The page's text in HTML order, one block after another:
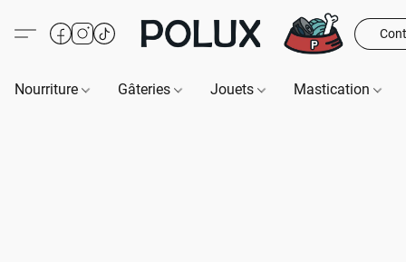
Nourriture Gâteries Jouets Mastication